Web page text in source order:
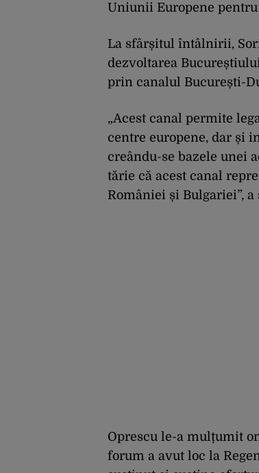
Uniunii Europene pentru
La sfârșitul întâlnirii,
dezvoltarea
prin canalul București-
„Acest canal permite
centre europene, dar și
creându-se bazele unei
tărie că acest canal
României și Bulgariei”,
Oprescu le-a mulțumit
forum a avut loc la